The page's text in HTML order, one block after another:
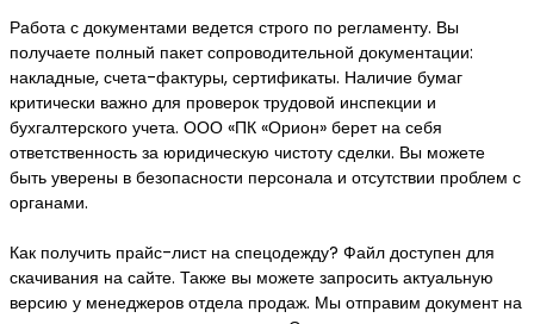
Работа с документами ведется строго по регламенту. Вы
получаете полный пакет сопроводительной документации:
накладные, счета-фактуры, сертификаты. Наличие бумаг
критически важно для проверок трудовой инспекции и
бухгалтерского учета. ООО «ПК «Орион» берет на себя
ответственность за юридическую чистоту сделки. Вы можете
быть уверены в безопасности персонала и отсутствии проблем с
органами.
Как получить прайс-лист на спецодежду? Файл доступен для
скачивания на сайте. Также вы можете запросить актуальную
версию у менеджеров отдела продаж. Мы отправим документ на